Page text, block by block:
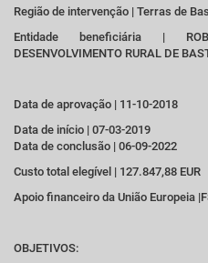
Região de intervenção | Terras de
Entidade beneficiária |
DESENVOLVIMENTO RURAL DE
Data de aprovação | 11-10-2018
Data de início | 07-03-2019
Data de conclusão | 06-09-2022
Custo total elegível | 127.847,88 EUR
Apoio financeiro da União Europeia
OBJETIVOS: